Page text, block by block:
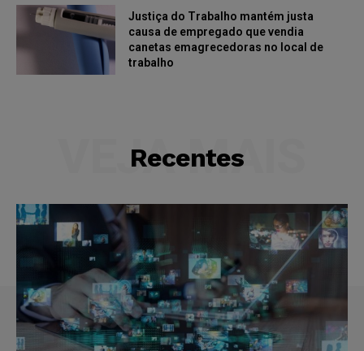
Justiça do Trabalho mantém justa
causa de empregado que vendia
canetas emagrecedoras no local de
trabalho
Recentes
VEJA MAIS